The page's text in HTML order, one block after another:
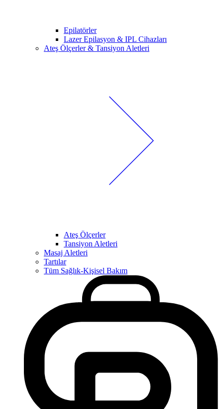
Epilatörler
Lazer Epilasyon & IPL Cihazları
Ateş Ölçerler & Tansiyon Aletleri
Ateş Ölçerler
Tansiyon Aletleri
Masaj Aletleri
Tartılar
Tüm Sağlık-Kişisel Bakım